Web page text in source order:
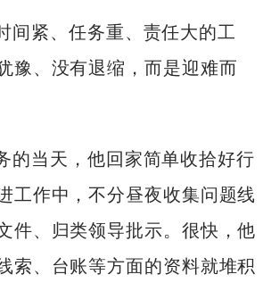
间紧、任务重、责任大的工
豫、没有退缩，而是迎难而
的当天，他回家简单收拾好行
工作中，不分昼夜收集问题线
件、归类领导批示。很快，他
索、台账等方面的资料就堆积